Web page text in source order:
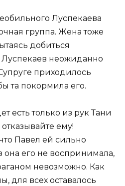
Луспекаева
группа. Жена тоже
добиться
Луспекаев неожиданно
приходилось
та покормила его.
есть только из рук Тани
ему!
Павел ей сильно
она его не воспринимала,
невозможно. Как
для всех оставалось